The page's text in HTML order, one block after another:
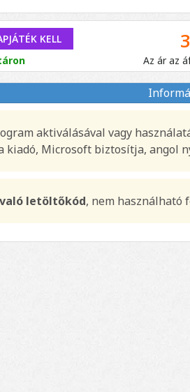
KELL
Az ár az
aktiválásával vagy
kiadó, Microsoft biztosítja, angol
letöltőkód, nem használható